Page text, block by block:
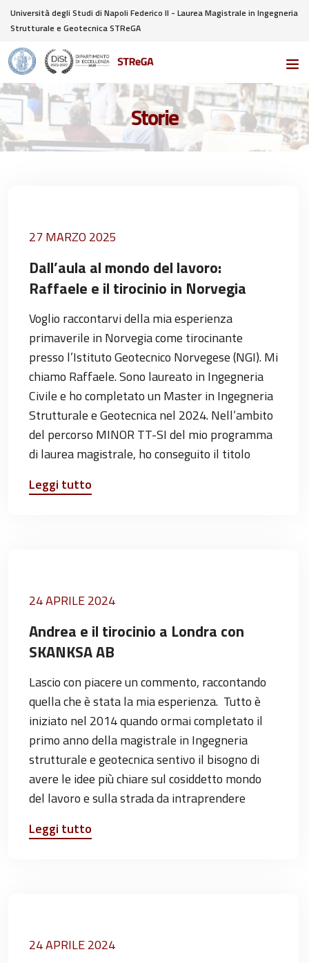
Università degli Studi di Napoli Federico II - Laurea Magistrale in Ingegneria
Strutturale e Geotecnica STReGA
Storie
27 MARZO 2025
Dall’aula al mondo del lavoro:
Raffaele e il tirocinio in Norvegia
Voglio raccontarvi della mia esperienza
primaverile in Norvegia come tirocinante
presso l’Istituto Geotecnico Norvegese (NGI). Mi
chiamo Raffaele. Sono laureato in Ingegneria
Civile e ho completato un Master in Ingegneria
Strutturale e Geotecnica nel 2024. Nell’ambito
del percorso MINOR TT-SI del mio programma
di laurea magistrale, ho conseguito il titolo
Leggi tutto
24 APRILE 2024
Andrea e il tirocinio a Londra con
SKANKSA AB
Lascio con piacere un commento, raccontando
quella che è stata la mia esperienza. Tutto è
iniziato nel 2014 quando ormai completato il
primo anno della magistrale in Ingegneria
strutturale e geotecnica sentivo il bisogno di
avere le idee più chiare sul cosiddetto mondo
del lavoro e sulla strada da intraprendere
Leggi tutto
24 APRILE 2024